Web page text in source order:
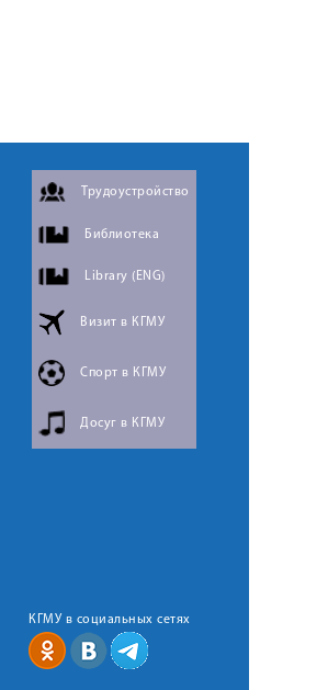
Трудоустройство
Библиотека
Library (ENG)
Визит в КГМУ
Спорт в КГМУ
Досуг в КГМУ
КГМУ в социальных сетях